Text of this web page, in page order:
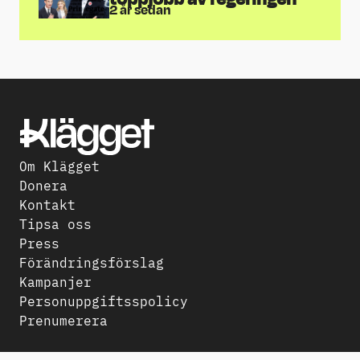
2 år sedan
Om Klägget
Donera
Kontakt
Tipsa oss
Press
Förändringsförslag
Kampanjer
Personuppgiftsspolicy
Prenumerera